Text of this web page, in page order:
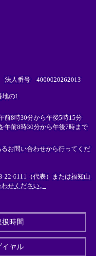
法人番号 4000020262013
地の1
前8時30分から午後5時15分
午前8時30分から午後7時まで
お問い合わせから行ってくだ
22-6111（代表）または福知山
せください。
時間
イヤル